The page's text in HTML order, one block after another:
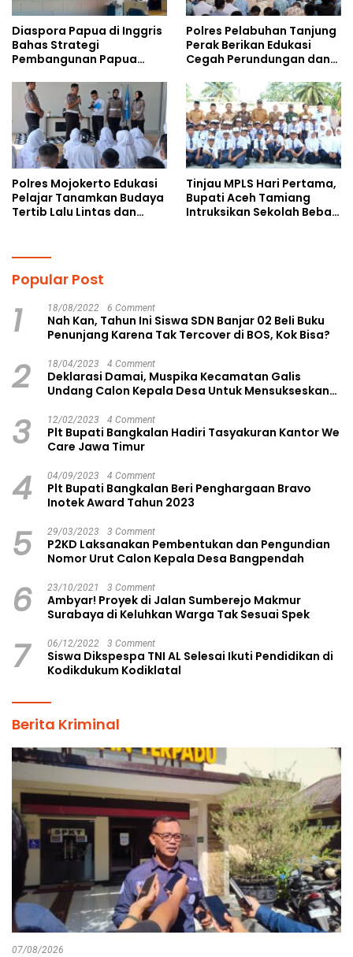
Diaspora Papua di Inggris
Bahas Strategi
Pembangunan Papua
Doktoral Internasional
Polres Pelabuhan Tanjung
Perak Berikan Edukasi
Cegah Perundungan dan
kepada Pelajar MPLS
Polres Mojokerto Edukasi
Pelajar Tanamkan Budaya
Tertib Lalu Lintas dan
Tinjau MPLS Hari Pertama,
Bupati Aceh Tamiang
Intruksikan Sekolah Bebas
Popular Post
1 18/08/2022 6 Comment
Nah Kan, Tahun Ini Siswa SDN Banjar 02 Beli Buku
Penunjang Karena Tak Tercover di BOS, Kok Bisa?
2 18/04/2023 4 Comment
Deklarasi Damai, Muspika Kecamatan Galis
Undang Calon Kepala Desa Untuk Mensukseskan
3 12/02/2023 4 Comment
Plt Bupati Bangkalan Hadiri Tasyakuran Kantor We
Care Jawa Timur
4 04/09/2023 4 Comment
Plt Bupati Bangkalan Beri Penghargaan Bravo
Inotek Award Tahun 2023
5 29/03/2023 3 Comment
P2KD Laksanakan Pembentukan dan Pengundian
Nomor Urut Calon Kepala Desa Bangpendah
6 23/10/2021 3 Comment
Ambyar! Proyek di Jalan Sumberejo Makmur
Surabaya di Keluhkan Warga Tak Sesuai Spek
7 06/12/2022 3 Comment
Siswa Dikspespa TNI AL Selesai Ikuti Pendidikan di
Kodikdukum Kodiklatal
Berita Kriminal
07/08/2026